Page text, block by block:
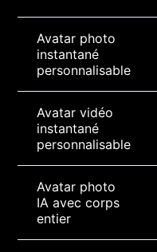
Avatar photo
instantané
personnalisable
Avatar vidéo
instantané
personnalisable
Avatar photo
IA avec corps
entier